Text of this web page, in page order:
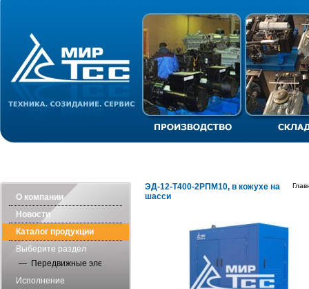
О компании
Новости
Каталог продукции
Выберите раздел
— Передвижные электростанции
Исполнение
ЭД-12-Т400-2РПМ10, в кожухе на
шасси